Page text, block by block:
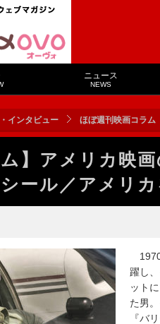
ニュース
NEWS
インタビュー ほぼ週刊映画コラム
ム】アメリカ映
シール／アメリカ
1970
躍し
ット
た男
『バ